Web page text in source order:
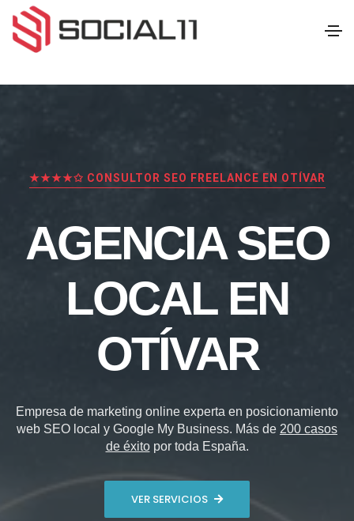
★★★★✩ CONSULTOR SEO FREELANCE EN OTÍVAR
AGENCIA SEO
LOCAL EN
OTÍVAR
Empresa de marketing online experta en posicionamiento
web SEO local y Google My Business. Más de 200 casos
de éxitopor toda España.
VER SERVICIOS